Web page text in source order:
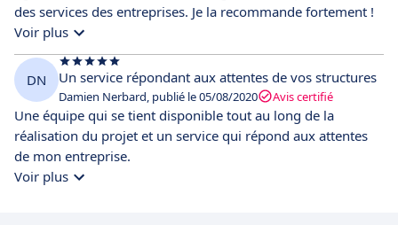
des services des entreprises. Je la recommande fortement !
Voir plus
DN Un service répondant aux attentes de vos structures
Damien Nerbard, publié le 05/08/2020 Avis certifié
Une équipe qui se tient disponible tout au long de la
réalisation du projet et un service qui répond aux attentes
de mon entreprise.
Voir plus